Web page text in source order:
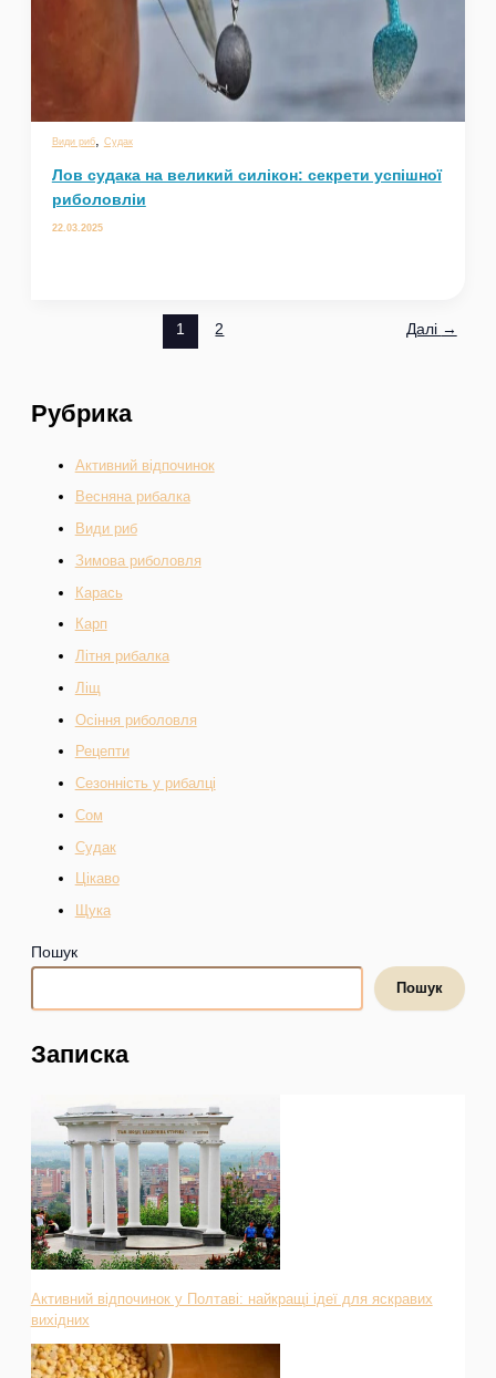
Види риб, Судак
Лов судака на великий силікон: секрети успішної
риболовліи
22.03.2025
1 2 Далі →
Рубрика
Активний відпочинок
Весняна рибалка
Види риб
Зимова риболовля
Карась
Карп
Літня рибалка
Ліщ
Осіння риболовля
Рецепти
Сезонність у рибалці
Сом
Судак
Цікаво
Щука
Пошук
Пошук
Записка
Активний відпочинок у Полтаві: найкращі ідеї для яскравих
вихідних